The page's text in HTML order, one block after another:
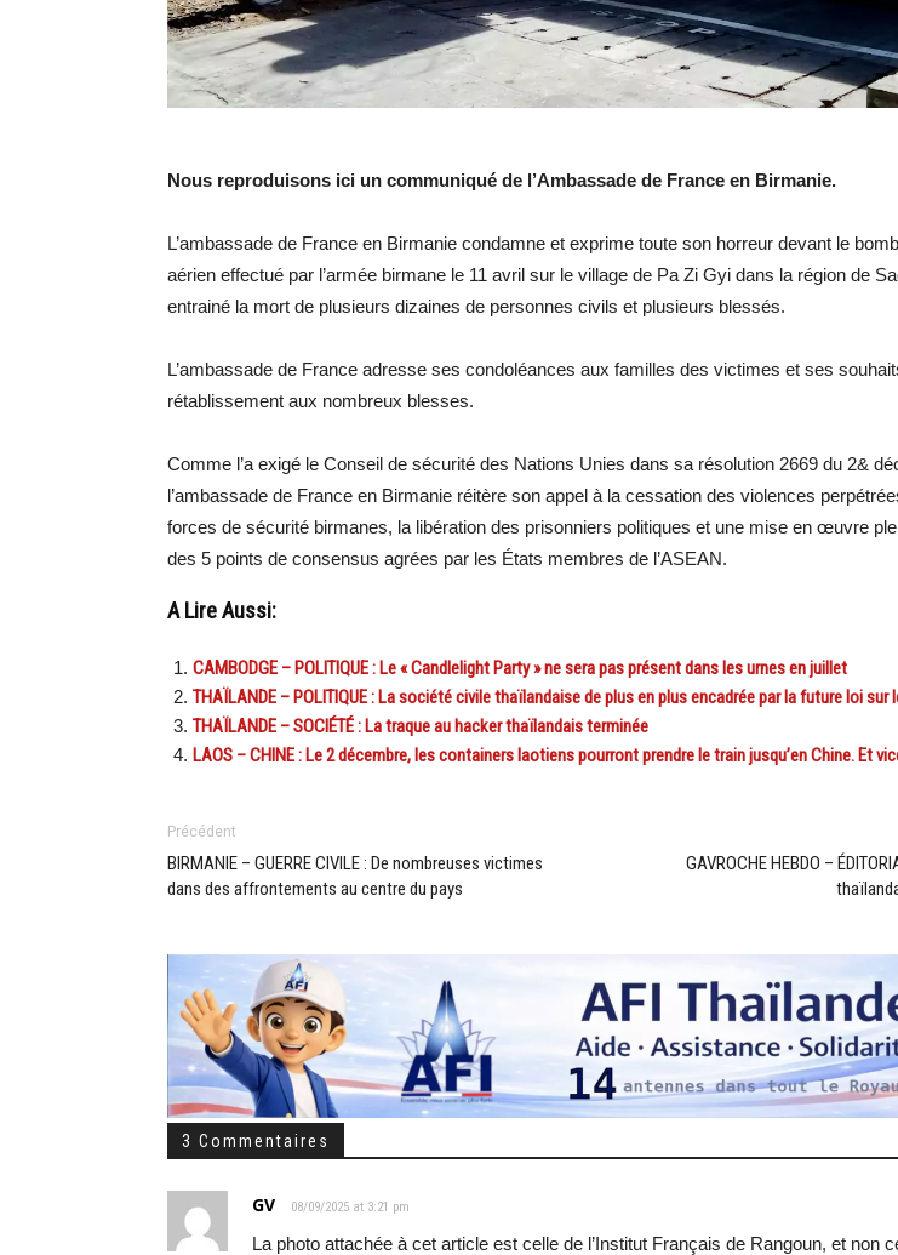
Nous reproduisons ici un communiqué de l’Ambassade de France en Birmanie.
L’ambassade de France en Birmanie condamne et exprime toute son horreur devant le
aérien effectué par l’armée birmane le 11 avril sur le village de Pa Zi Gyi dans la région de
entrainé la mort de plusieurs dizaines de personnes civils et plusieurs blessés.
L’ambassade de France adresse ses condoléances aux familles des victimes et ses
rétablissement aux nombreux blesses.
Comme l’a exigé le Conseil de sécurité des Nations Unies dans sa résolution 2669 du 2&
l’ambassade de France en Birmanie réitère son appel à la cessation des violences
forces de sécurité birmanes, la libération des prisonniers politiques et une mise en œuvre
des 5 points de consensus agrées par les États membres de l’ASEAN.
A Lire Aussi:
CAMBODGE – POLITIQUE : Le « Candlelight Party » ne sera pas présent dans les urnes en juillet
THAÏLANDE – POLITIQUE : La société civile thaïlandaise de plus en plus encadrée par la future loi sur
THAÏLANDE – SOCIÉTÉ : La traque au hacker thaïlandais terminée
LAOS – CHINE : Le 2 décembre, les containers laotiens pourront prendre le train jusqu’en Chine. Et
Précédent
BIRMANIE – GUERRE CIVILE : De nombreuses victimes
dans des affrontements au centre du pays
GAVROCHE HEBDO –
3 Commentaires
GV 08/09/2025 at 3:21 pm
La photo attachée à cet article est celle de l’Institut Français de Rangoun, et non